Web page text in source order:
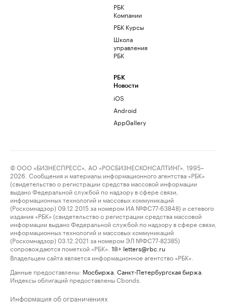
РБК
Компании
РБК Курсы
Школа
управления
РБК
РБК
Новости
iOS
Android
AppGallery
© ООО «БИЗНЕСПРЕСС», АО «РОСБИЗНЕСКОНСАЛТИНГ», 1995–
2026. Сообщения и материалы информационного агентства «РБК»
(свидетельство о регистрации средства массовой информации
выдано Федеральной службой по надзору в сфере связи,
информационных технологий и массовых коммуникаций
(Роскомнадзор) 09.12.2015 за номером ИА №ФС77-63848) и сетевого
издания «РБК» (свидетельство о регистрации средства массовой
информации выдано Федеральной службой по надзору в сфере связи,
информационных технологий и массовых коммуникаций
(Роскомнадзор) 03.12.2021 за номером ЭЛ №ФС77-82385)
сопровождаются пометкой «РБК».
18+ letters@rbc.ru
Владельцем сайта является информационное агентство «РБК».
Данные предоставлены: Мосбиржа Санкт-Петербургская биржа
Индексы облигаций предоставлены Cbonds.
Информация об ограничениях